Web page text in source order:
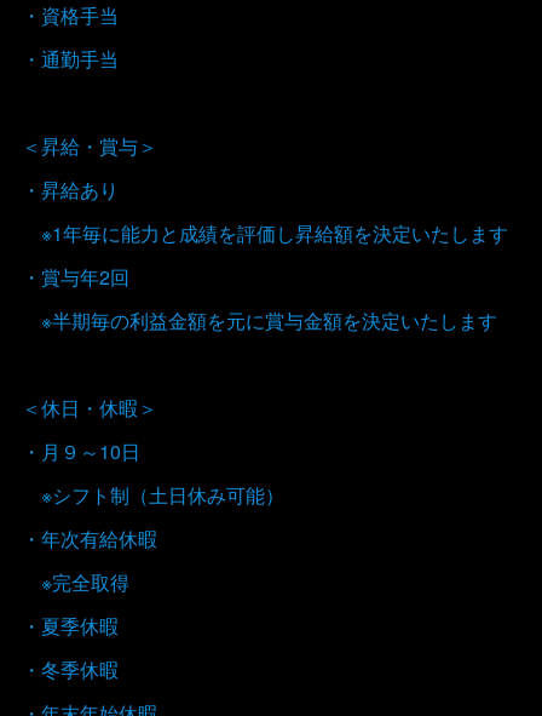
・資格手当
・通勤手当
＜昇給・賞与＞
・昇給あり
※1年毎に能力と成績を評価し昇給額を決定いたします
・賞与年2回
※半期毎の利益金額を元に賞与金額を決定いたします
＜休日・休暇＞
・月９～10日
※シフト制（土日休み可能）
・年次有給休暇
※完全取得
・夏季休暇
・冬季休暇